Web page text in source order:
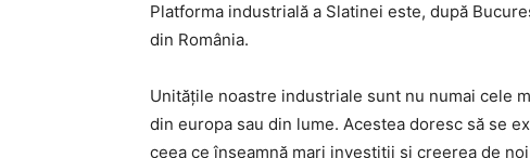
Platforma industrială a Slatinei este, după
din România.
Unitățile noastre industriale sunt nu numai cele
din europa sau din lume. Acestea doresc să se
ceea ce înseamnă mari investiții și creerea de